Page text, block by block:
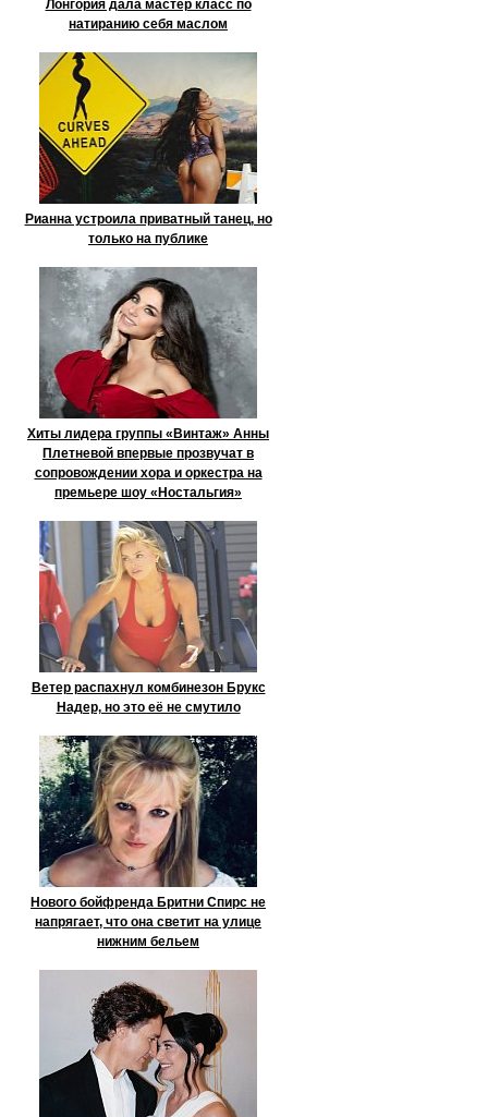
Лонгория дала мастер класс по
натиранию себя маслом
Рианна устроила приватный танец, но
только на публике
Хиты лидера группы «Винтаж» Анны
Плетневой впервые прозвучат в
сопровождении хора и оркестра на
премьере шоу «Ностальгия»
Ветер распахнул комбинезон Брукс
Надер, но это её не смутило
Нового бойфренда Бритни Спирс не
напрягает, что она светит на улице
нижним бельем